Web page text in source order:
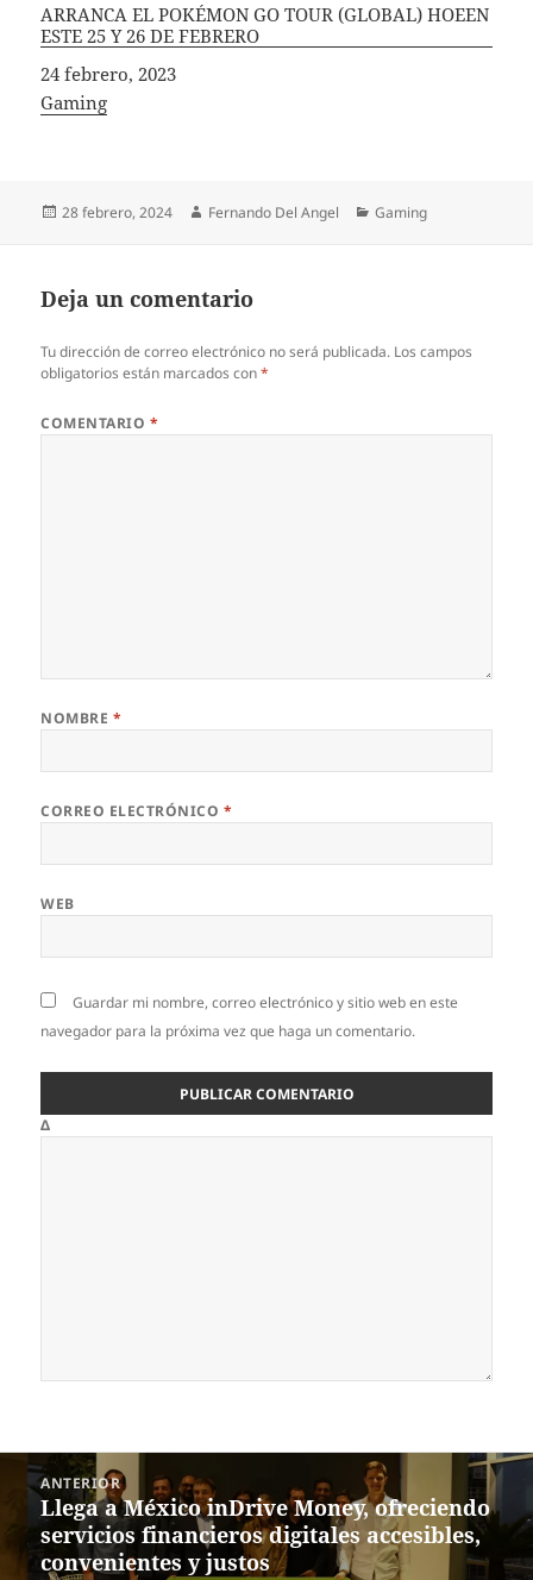
ARRANCA EL POKÉMON GO TOUR (GLOBAL) HOEEN
ESTE 25 Y 26 DE FEBRERO
Fecha
24 febrero, 2023
In relation to
Gaming
Publicado
28 febrero, 2024 Autor
Fernando Del Angel Categorías
Gaming
Deja un comentario
Tu dirección de correo electrónico no será publicada. Los campos
obligatorios están marcados con*
COMENTARIO *
NOMBRE *
CORREO ELECTRÓNICO *
WEB
Guardar mi nombre, correo electrónico y sitio web en este
navegador para la próxima vez que haga un comentario.
Δ
Navegación
entradas
ANTERIOR
Entrada
anterior:
Llega a México inDrive Money, ofreciendo
servicios financieros digitales accesibles,
convenientes y justos